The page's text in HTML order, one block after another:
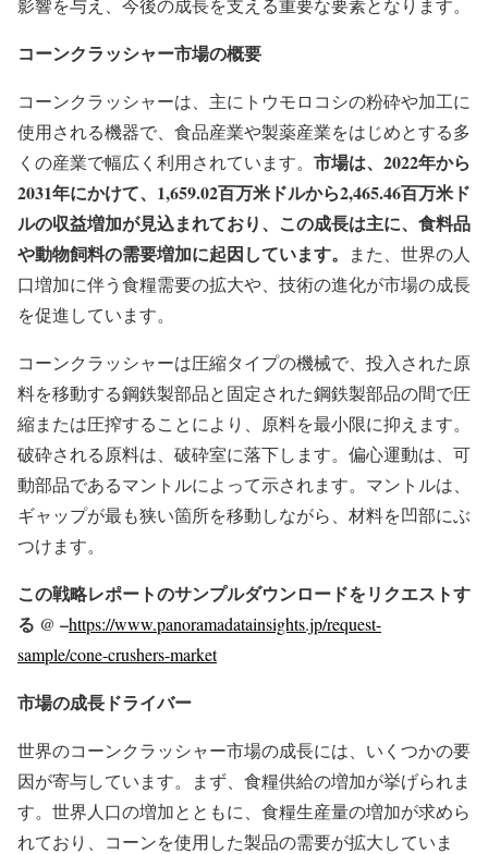
影響を与え、今後の成長を支える重要な要素となります。
コーンクラッシャー市場の概要
コーンクラッシャーは、主にトウモロコシの粉砕や加工に
使用される機器で、食品産業や製薬産業をはじめとする多
くの産業で幅広く利用されています。 市場は、2022年から
2031年にかけて、1,659.02百万米ドルから2,465.46百万米ド
ルの収益増加が見込まれており、この成長は主に、食料品
や動物飼料の需要増加に起因しています。
また、世界の人
口増加に伴う食糧需要の拡大や、技術の進化が市場の成長
を促進しています。
コーンクラッシャーは圧縮タイプの機械で、投入された原
料を移動する鋼鉄製部品と固定された鋼鉄製部品の間で圧
縮または圧搾することにより、原料を最小限に抑えます。
破砕される原料は、破砕室に落下します。偏心運動は、可
動部品であるマントルによって示されます。マントルは、
ギャップが最も狭い箇所を移動しながら、材料を凹部にぶ
つけます。
この戦略レポートのサンプルダウンロードをリクエストす
る @ –https://www.panoramadatainsights.jp/request-
sample/cone-crushers-market
市場の成長ドライバー
世界のコーンクラッシャー市場の成長には、いくつかの要
因が寄与しています。まず、食糧供給の増加が挙げられま
す。世界人口の増加とともに、食糧生産量の増加が求めら
れており、コーンを使用した製品の需要が拡大していま